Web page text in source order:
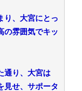
り、大宮にとっ
の雰囲気でキッ
通り、大宮は
見せ、サポータ